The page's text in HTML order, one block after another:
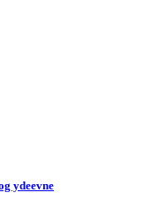
ydeevne